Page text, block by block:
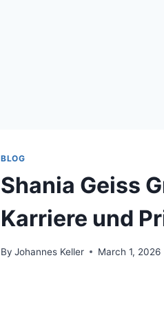
BLOG
Shania Geiss
Karriere und
By Johannes Keller March 1, 2026